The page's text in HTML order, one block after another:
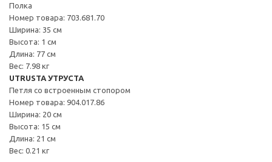
Полка
Номер товара: 703.681.70
Ширина: 35 см
Высота: 1 см
Длина: 77 см
Вес: 7.98 кг
UTRUSTA УТРУСТА
Петля со встроенным стопором
Номер товара: 904.017.86
Ширина: 20 см
Высота: 15 см
Длина: 21 см
Вес: 0.21 кг